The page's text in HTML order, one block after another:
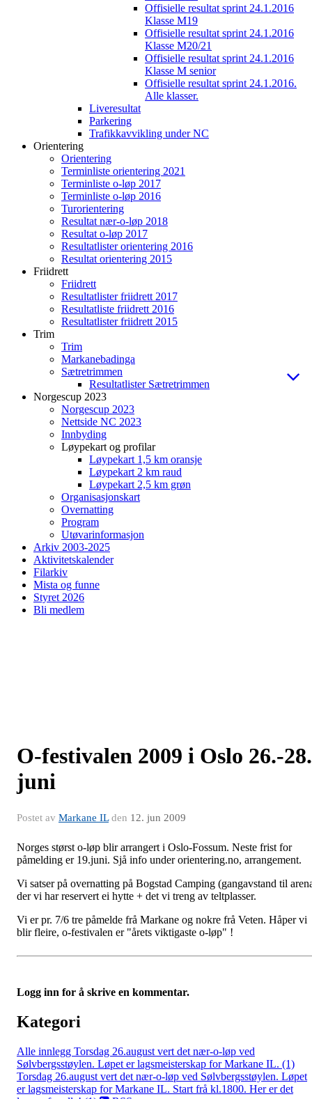
Offisielle resultat sprint 24.1.2016
Klasse M19
Offisielle resultat sprint 24.1.2016
Klasse M20/21
Offisielle resultat sprint 24.1.2016
Klasse M senior
Offisielle resultat sprint 24.1.2016.
Alle klasser.
Liveresultat
Parkering
Trafikkavvikling under NC
Orientering
Orientering
Terminliste orientering 2021
Terminliste o-løp 2017
Terminliste o-løp 2016
Turorientering
Resultat nær-o-løp 2018
Resultat o-løp 2017
Resultatlister orientering 2016
Resultat orientering 2015
Friidrett
Friidrett
Resultatlister friidrett 2017
Resultatliste friidrett 2016
Resultatlister friidrett 2015
Trim
Trim
Markanebadinga
Sætretrimmen
Resultatlister Sætretrimmen
Norgescup 2023
Norgescup 2023
Nettside NC 2023
Innbyding
Løypekart og profilar
Løypekart 1,5 km oransje
Løypekart 2 km raud
Løypekart 2,5 km grøn
Organisasjonskart
Overnatting
Program
Utøvarinformasjon
Arkiv 2003-2025
Aktivitetskalender
Filarkiv
Mista og funne
Styret 2026
Bli medlem
O-festivalen 2009 i Oslo 26.-28.
juni
Postet av Markane ILden 12. jun 2009
Norges størst o-løp blir arrangert i Oslo-Fossum. Neste frist for
påmelding er 19.juni. Sjå info under orientering.no, arrangement.
Vi satser på overnatting på Bogstad Camping (gangavstand til
der vi har reservert ei hytte + det vi treng av teltplasser.
Vi er pr. 7/6 tre påmelde frå Markane og nokre frå Veten. Håper vi
blir fleire, o-festivalen er "årets viktigaste o-løp" !
Logg inn for å skrive en kommentar.
Kategori
Alle innlegg Torsdag 26.august vert det nær-o-løp ved
Sølvbergsstøylen. Løpet er lagsmeisterskap for Markane IL. (1)
Torsdag 26.august vert det nær-o-løp ved Sølvbergsstøylen. Løpet
er lagsmeisterskap for Markane IL. Start frå kl.1800. Her er det